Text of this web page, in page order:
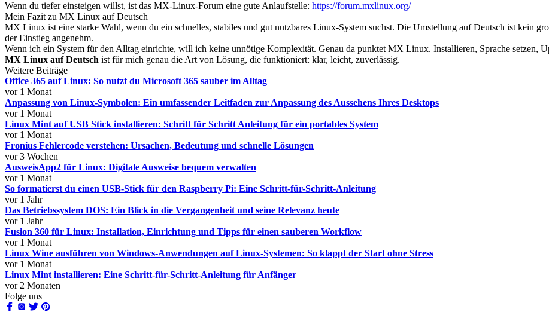
Wenn du tiefer einsteigen willst, ist das MX-Linux-Forum eine gute Anlaufstelle: https://forum.mxlinux.org/
Mein Fazit zu MX Linux auf Deutsch
MX Linux ist eine starke Wahl, wenn du ein schnelles, stabiles und gut nutzbares Linux-System suchst. Die Umstellung auf Deutsch ist kein
der Einstieg angenehm.
Wenn ich ein System für den Alltag einrichte, will ich keine unnötige Komplexität. Genau da punktet MX Linux. Installieren, Sprache setzen,
MX Linux auf Deutsch ist für mich genau die Art von Lösung, die funktioniert: klar, leicht, zuverlässig.
Weitere Beiträge
Office 365 auf Linux: So nutzt du Microsoft 365 sauber im Alltag
vor 1 Monat
Anpassung von Linux-Symbolen: Ein umfassender Leitfaden zur Anpassung des Aussehens Ihres Desktops
vor 1 Monat
Linux Mint auf USB Stick installieren: Schritt für Schritt Anleitung für ein portables System
vor 1 Monat
Fronius Fehlercode verstehen: Ursachen, Bedeutung und schnelle Lösungen
vor 3 Wochen
AusweisApp2 für Linux: Digitale Ausweise bequem verwalten
vor 1 Monat
So formatierst du einen USB-Stick für den Raspberry Pi: Eine Schritt-für-Schritt-Anleitung
vor 1 Jahr
Das Betriebssystem DOS: Ein Blick in die Vergangenheit und seine Relevanz heute
vor 1 Jahr
Fusion 360 für Linux: Installation, Einrichtung und Tipps für einen sauberen Workflow
vor 1 Monat
Linux Wine ausführen von Windows-Anwendungen auf Linux-Systemen: So klappt der Start ohne Stress
vor 1 Monat
Linux Mint installieren: Eine Schritt-für-Schritt-Anleitung für Anfänger
vor 2 Monaten
Folge uns